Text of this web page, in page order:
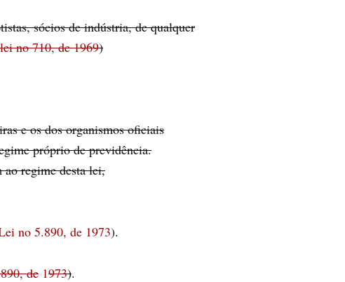
sócios de indústria, de qualquer
no 710, de 1969)
e os dos organismos oficiais
próprio de previdência.
ao regime desta lei,
no 5.890, de 1973).
de 1973).